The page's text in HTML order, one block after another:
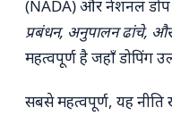
(NADA) और नेशनल डोप
प्रबंधन, अनुपालन ढांचे, और
महत्वपूर्ण है जहाँ डोपिंग
सबसे महत्वपूर्ण, यह नीति